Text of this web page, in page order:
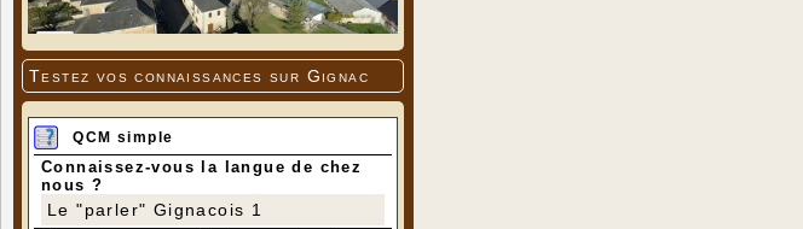
Testez vos connaissances sur Gignac
QCM simple
Connaissez-vous la langue de chez
nous ?
Le "parler" Gignacois 1